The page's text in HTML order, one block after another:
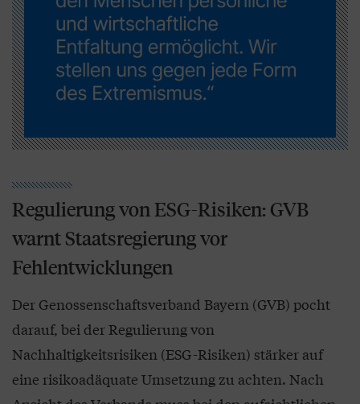
Regulierung von ESG-Risiken: GVB
warnt Staatsregierung vor
Fehlentwicklungen
Der Genossenschaftsverband Bayern (GVB) pocht
darauf, bei der Regulierung von
Nachhaltigkeitsrisiken (ESG-Risiken) stärker auf
eine risikoadäquate Umsetzung zu achten. Nach